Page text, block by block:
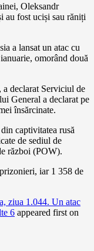
Oleksandr
au fost uciși sau răniți
a lansat un atac cu
omorând două
a declarat Serviciul de
General a declarat pe
însărcinate.
captivitatea rusă
de sediul de
război (POW).
iar 1 358 de
ziua 1.044. Un atac
6 appeared first on